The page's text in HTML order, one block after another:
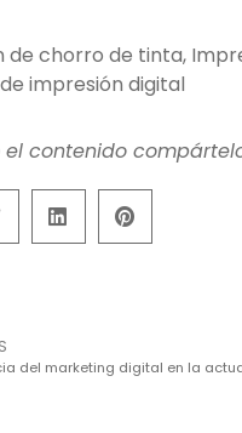
de chorro de tinta,
impresión digital
el contenido
del marketing digital en la